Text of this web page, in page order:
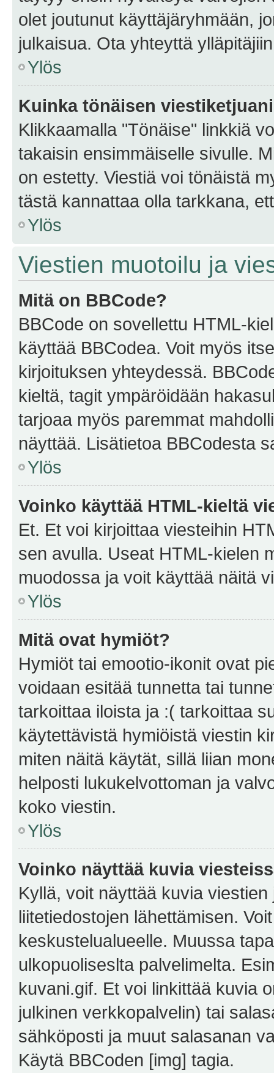
olet joutunut käyttäjäryhmään,
julkaisua. Ota yhteyttä
Ylös
Kuinka tönäisen
Klikkaamalla "Tönäise" linkkiä
takaisin ensimmäiselle sivulle.
on estetty. Viestiä voi tönäistä
tästä kannattaa olla tarkkana,
Ylös
Viestien muotoilu ja
Mitä on BBCode?
BBCode on sovellettu HTML-
käyttää BBCodea. Voit myös
kirjoituksen yhteydessä.
kieltä, tagit ympäröidään
tarjoaa myös paremmat
näyttää. Lisätietoa BBCodesta
Ylös
Voinko käyttää HTML-kieltä
Et. Et voi kirjoittaa viesteihin
sen avulla. Useat HTML-kielen
muodossa ja voit käyttää näitä
Ylös
Mitä ovat hymiöt?
Hymiöt tai emootio-ikonit ovat
voidaan esitää tunnetta tai
tarkoittaa iloista ja :( tarkoittaa
käytettävistä hymiöistä viestin
miten näitä käytät, sillä liian
helposti lukukelvottoman ja
koko viestin.
Ylös
Voinko näyttää kuvia
Kyllä, voit näyttää kuvia
liitetiedostojen lähettämisen.
keskustelualueelle. Muussa
ulkopuoliseslta palvelimelta.
kuvani.gif. Et voi linkittää kuvia
julkinen verkkopalvelin) tai
sähköposti ja muut salasanan
Käytä BBCoden [img] tagia.